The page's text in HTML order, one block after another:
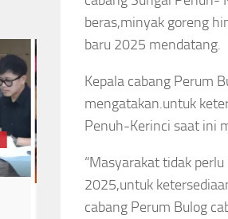
beras,minyak goreng
baru 2025 mendatang.
Kepala cabang Perum
mengatakan.untuk
Penuh-Kerinci saat ini
“Masyarakat tidak
2025,untuk
cabang Perum Bulog
Ikatan Dokter Indonesia
Nakes